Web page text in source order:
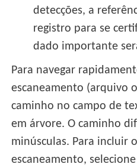
detecções, a
registro para se
dado importante
Para navegar
escaneamento (arquivo
caminho no campo de
em árvore. O caminho
minúsculas. Para incluir
escaneamento,